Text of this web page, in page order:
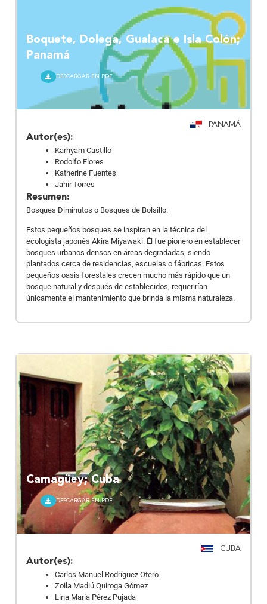
Boquete, Dolega, Gualaca e Isla Colón;
Panamá
DESCARGAR EN PDF
PANAMÁ
Autor(es):
Karhyam Castillo
Rodolfo Flores
Katherine Fuentes
Jahir Torres
Resumen:
Bosques Diminutos o Bosques de Bolsillo:
Estos pequeños bosques se inspiran en la técnica del
ecologista japonés Akira Miyawaki. Él fue pionero en establecer
bosques urbanos densos en áreas degradadas, siendo
plantados cerca de residencias, escuelas o fábricas. Estos
pequeños oasis forestales crecen mucho más rápido que un
bosque natural y después de establecidos, requerirían
únicamente el mantenimiento que brinda la misma naturaleza.
Camagüey; Cuba
DESCARGAR EN PDF
CUBA
Autor(es):
Carlos Manuel Rodríguez Otero
Zoila Madiú Quiroga Gómez
Lina María Pérez Pujada